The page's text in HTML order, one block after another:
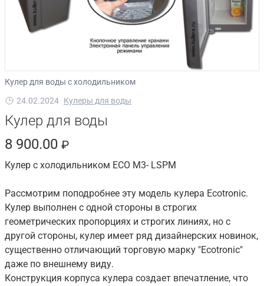
Кулер для воды с холодильником
24.02.2024 Кулеры для воды
Кулер для воды
8 900.00 ₽
Кулер с холодильником ECO M3- LSPM
Рассмотрим поподробнее эту модель кулера Ecotronic.
Кулер выполнен с одной стороны в строгих
геометрических пропорциях и строгих линиях, но с
другой стороны, кулер имеет ряд дизайнерских новинок,
существенно отличающий торговую марку "Ecotronic"
даже по внешнему виду.
Конструкция корпуса кулера создает впечатление, что